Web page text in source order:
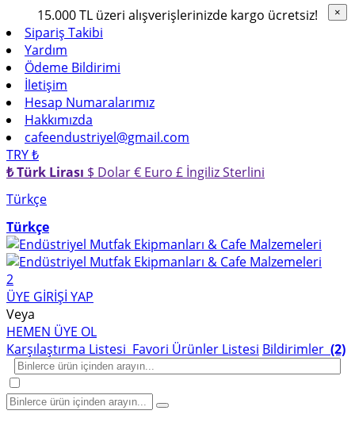
15.000 TL üzeri alışverişlerinizde kargo ücretsiz!
Sipariş Takibi
Yardım
Ödeme Bildirimi
İletişim
Hesap Numaralarımız
Hakkımızda
cafeendustriyel@gmail.com
TRY ₺
₺ Türk Lirası $ Dolar€ Euro £ İngiliz Sterlini
Türkçe
Türkçe
2
ÜYE GİRİŞİ YAP
Veya
HEMEN ÜYE OL
Karşılaştırma Listesi Favori Ürünler Listesi Bildirimler (2)
×
×